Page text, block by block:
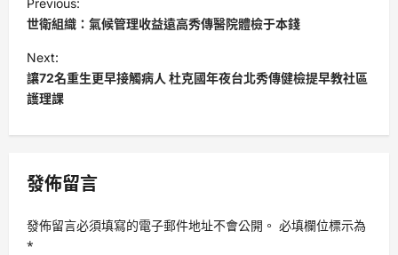
o
s
t
n
a
i
a
世衛組織：氣候管理收益遠高秀傳醫院體檢于本錢
Next:
讓72名重生更早接觸病人 杜克國年夜台北秀傳健檢提早教社區
護理課
發佈留言
發佈留言必須填寫的電子郵件地址不會公開。 必填欄位標示為
*